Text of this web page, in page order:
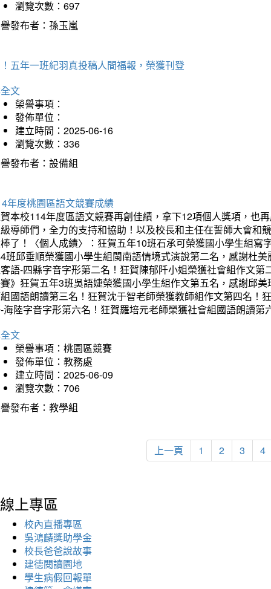
瀏覽次數：697
發布者：孫玉嵐
五年一班紀羽真投稿人間福報，榮獲刊登
文
榮譽事項：
發佈單位：
建立時間：2025-06-16
瀏覽次數：336
發布者：設備組
年度桃園區語文競賽成績
本校114年度區語文競賽再創佳績，拿下12項個人獎項，也
導師們，全力的支持和協助！以及校長和主任在誓師大會和
了！〈個人成績〉：狂賀五年10班石承可榮獲國小學生組
班邱垂順榮獲國小學生組閩南語情境式演說第二名，感謝杜
語-四縣字音字形第二名！狂賀陳郁阡小姐榮獲社會組作文
》狂賀五年3班吳語婕榮獲國小學生組作文第五名，感謝邱
國語朗讀第三名！狂賀沈于智老師榮獲教師組作文第四名！
海陸字音字形第六名！狂賀羅培元老師榮獲社會組國語朗讀
文
榮譽事項：桃園區競賽
發佈單位：教務處
建立時間：2025-06-09
瀏覽次數：706
發布者：教學組
上一頁 1 2 3 4
線上專區
校內直播專區
吳鴻麟獎助學金
校長爸爸說故事
建德閱讀園地
學生病假回報單